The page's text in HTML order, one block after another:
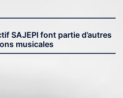
SAJEPI font partie d’autres
musicales